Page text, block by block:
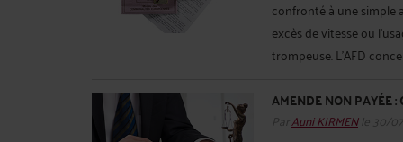
confronté à une simple
excès de vitesse ou
trompeuse. L’AFD
AMENDE NON PAYÉE :
ParAuni KIRMENle 30/